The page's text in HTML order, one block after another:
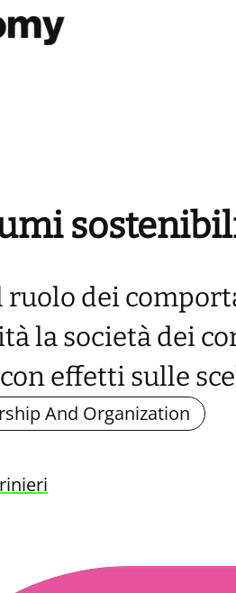
ruolo dei
la società dei
effetti sulle
And Organization